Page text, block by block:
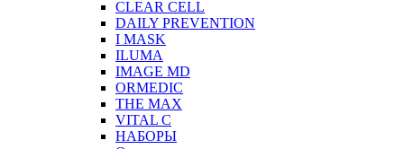
CLEAR CELL
DAILY PREVENTION
I MASK
ILUMA
IMAGE MD
ORMEDIC
THE MAX
VITAL C
НАБОРЫ